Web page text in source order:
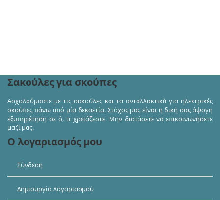
Σακούλες για σκούπες
Ασχολούμαστε με τις σακούλες και τα ανταλλακτικά για ηλεκτρικές
σκούπες πάνω από μία δεκαετία. Στόχος μας είναι η δική σας άψογη
εξυπηρέτηση σε ό, τι χρειάζεστε. Μην διστάσετε να επικοινωνήσετε
μαζί μας.
Ο λογαριασμός μου
Σύνδεση
Δημιουργία Λογαριασμού